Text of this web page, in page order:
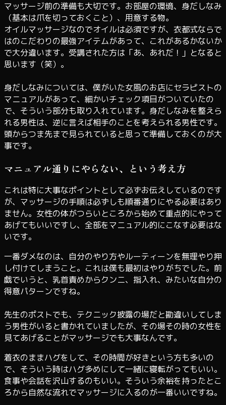
マッサージ前の準備も大切です。お部屋の環境、身だしなみ
（基本は爪を切っておくこと）、用意する物。
オイルマッサージなのでオイルは必須ですが、衣都式ならで
はのこだわりの最強アイテムがあって、これがあるかないか
で大分違います。受講された方は「あ、あれだ！」となると
思います（笑）。
身だしなみについては、僕がいた女風のお店にセラピストの
マニュアルがあって、細かいチェック項目がついていたの
で、そういう部分も取り入れています。身だしなみを整えら
れる男性は、逆に言えば相手のことを考えられる男性です。
頭からつま先まで見られていると思って準備しておくのが大
事です。
マニュアル通りにやらない、という考え方
これは特に大事なポイントとして必ずお伝えしているのです
が、マッサージの手順は必ずしも順番通りにやる必要はあり
ません。女性の体がつらいところから始めて重点的にやって
あげてもいいですし、全部をマニュアル的にこなす必要はな
いです。
一番ダメなのは、自分のやり方やルーティーンを無理やり押
し付けてしまうこと。これは僕も最初はやりがちでした。前
戯でいうと、乳首責めからクンニ、指入れ、みたいな自分の
得意パターンですね。
先生のポストでも、テクニック披露の場だと勘違いしてしま
う男性がいると書かれていましたが、その場その時の女性を
見てあげることがマッサージでも大事なんです。
着衣のままハグをして、その時間が好きという方も多いの
で、そういう時はハグ多めにして一緒に寝転がってもいい。
食事や会話を沢山するのもいい。そういう余裕を持ったとこ
ろから自然な流れでマッサージに入るのが一番いいですね。